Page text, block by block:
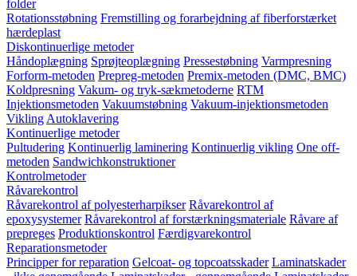
folder
Rotationsstøbning Fremstilling og forarbejdning af fiberforstærket
hærdeplast
Diskontinuerlige metoder
Håndoplægning Sprøjteoplægning Pressestøbning Varmpresning
Forform-metoden Prepreg-metoden Premix-metoden (DMC, BMC)
Koldpresning Vakum- og tryk-sækmetoderne RTM
Injektionsmetoden Vakuumstøbning Vakuum-injektionsmetoden
Vikling Autoklavering
Kontinuerlige metoder
Pultudering Kontinuerlig laminering Kontinuerlig vikling One off-
metoden Sandwichkonstruktioner
Kontrolmetoder
Råvarekontrol
Råvarekontrol af polyesterharpikser Råvarekontrol af
epoxysystemer Råvarekontrol af forstærkningsmateriale Råvare af
prepreges Produktionskontrol Færdigvarekontrol
Reparationsmetoder
Principper for reparation Gelcoat- og topcoatsskader Laminatskader